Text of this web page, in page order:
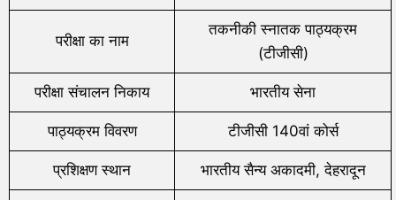
परीक्षा का नाम
तकनीकी स्नातक पाठ्यक्रम
(टीजीसी)
परीक्षा संचालन निकाय भारतीय सेना
पाठ्यक्रम विवरण टीजीसी 140वां कोर्स
प्रशिक्षण स्थान भारतीय सैन्य अकादमी, देहरादून